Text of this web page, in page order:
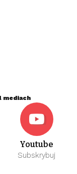
mediach
Youtube
Subskrybuj